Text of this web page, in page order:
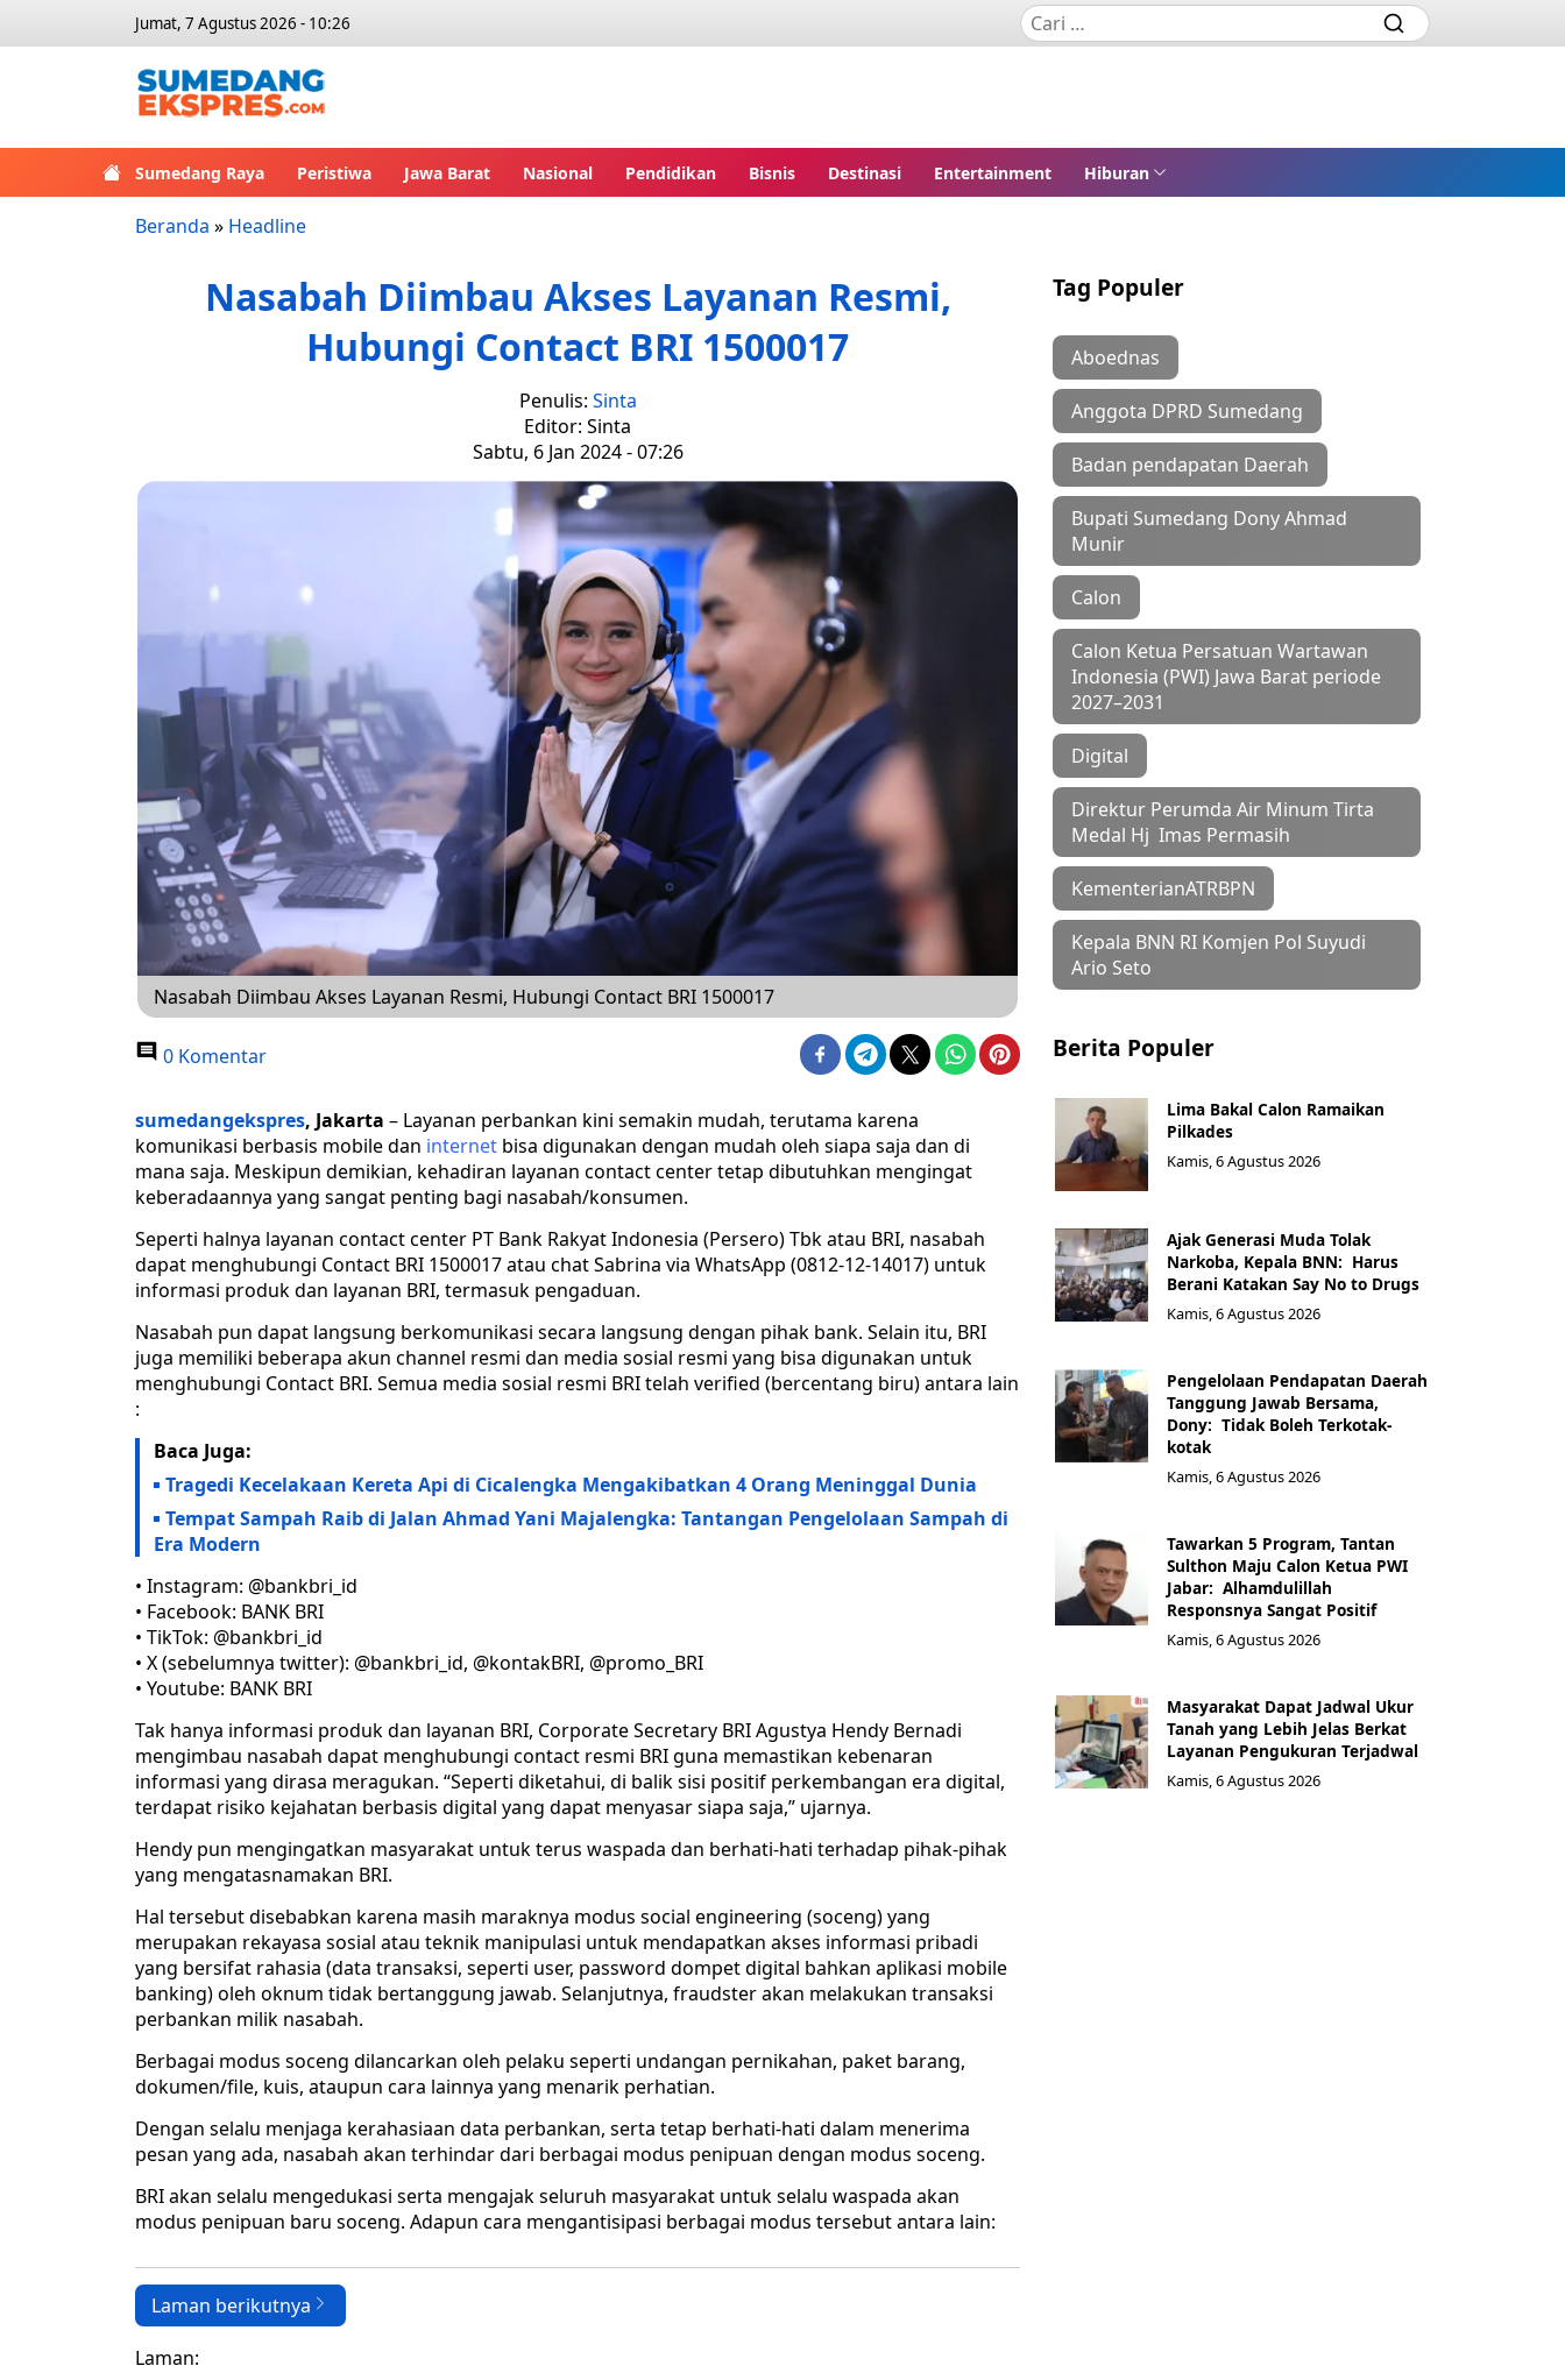
Jumat, 7 Agustus 2026 - 10:26
Sumedang Raya Peristiwa Jawa Barat Nasional Pendidikan Bisnis Destinasi Entertainment Hiburan
Beranda » Headline
Nasabah Diimbau Akses Layanan Resmi,
Hubungi Contact BRI 1500017
Penulis: Sinta
Editor: Sinta
Sabtu, 6 Jan 2024 - 07:26
Nasabah Diimbau Akses Layanan Resmi, Hubungi Contact BRI 1500017
0 Komentar
sumedangekspres, Jakarta – Layanan perbankan kini semakin mudah, terutama karena
komunikasi berbasis mobile dan internet bisa digunakan dengan mudah oleh siapa saja dan di
mana saja. Meskipun demikian, kehadiran layanan contact center tetap dibutuhkan mengingat
keberadaannya yang sangat penting bagi nasabah/konsumen.
Seperti halnya layanan contact center PT Bank Rakyat Indonesia (Persero) Tbk atau BRI, nasabah
dapat menghubungi Contact BRI 1500017 atau chat Sabrina via WhatsApp (0812-12-14017) untuk
informasi produk dan layanan BRI, termasuk pengaduan.
Nasabah pun dapat langsung berkomunikasi secara langsung dengan pihak bank. Selain itu, BRI
juga memiliki beberapa akun channel resmi dan media sosial resmi yang bisa digunakan untuk
menghubungi Contact BRI. Semua media sosial resmi BRI telah verified (bercentang biru) antara lain
:
Baca Juga:
Tragedi Kecelakaan Kereta Api di Cicalengka Mengakibatkan 4 Orang Meninggal Dunia
Tempat Sampah Raib di Jalan Ahmad Yani Majalengka: Tantangan Pengelolaan Sampah di
Era Modern
• Instagram: @bankbri_id
• Facebook: BANK BRI
• TikTok: @bankbri_id
• X (sebelumnya twitter): @bankbri_id, @kontakBRI, @promo_BRI
• Youtube: BANK BRI
Tak hanya informasi produk dan layanan BRI, Corporate Secretary BRI Agustya Hendy Bernadi
mengimbau nasabah dapat menghubungi contact resmi BRI guna memastikan kebenaran
informasi yang dirasa meragukan. “Seperti diketahui, di balik sisi positif perkembangan era digital,
terdapat risiko kejahatan berbasis digital yang dapat menyasar siapa saja,” ujarnya.
Hendy pun mengingatkan masyarakat untuk terus waspada dan berhati-hati terhadap pihak-pihak
yang mengatasnamakan BRI.
Hal tersebut disebabkan karena masih maraknya modus social engineering (soceng) yang
merupakan rekayasa sosial atau teknik manipulasi untuk mendapatkan akses informasi pribadi
yang bersifat rahasia (data transaksi, seperti user, password dompet digital bahkan aplikasi mobile
banking) oleh oknum tidak bertanggung jawab. Selanjutnya, fraudster akan melakukan transaksi
perbankan milik nasabah.
Berbagai modus soceng dilancarkan oleh pelaku seperti undangan pernikahan, paket barang,
dokumen/file, kuis, ataupun cara lainnya yang menarik perhatian.
Dengan selalu menjaga kerahasiaan data perbankan, serta tetap berhati-hati dalam menerima
pesan yang ada, nasabah akan terhindar dari berbagai modus penipuan dengan modus soceng.
BRI akan selalu mengedukasi serta mengajak seluruh masyarakat untuk selalu waspada akan
modus penipuan baru soceng. Adapun cara mengantisipasi berbagai modus tersebut antara lain:
Laman berikutnya
Laman:
Tag Populer
Aboednas
Anggota DPRD Sumedang
Badan pendapatan Daerah
Bupati Sumedang Dony Ahmad
Munir
Calon
Calon Ketua Persatuan Wartawan
Indonesia (PWI) Jawa Barat periode
2027–2031
Digital
Direktur Perumda Air Minum Tirta
Medal Hj Imas Permasih
KementerianATRBPN
Kepala BNN RI Komjen Pol Suyudi
Ario Seto
Berita Populer
Lima Bakal Calon Ramaikan
Pilkades
Kamis, 6 Agustus 2026
Ajak Generasi Muda Tolak
Narkoba, Kepala BNN: Harus
Berani Katakan Say No to Drugs
Kamis, 6 Agustus 2026
Pengelolaan Pendapatan Daerah
Tanggung Jawab Bersama,
Dony: Tidak Boleh Terkotak-
kotak
Kamis, 6 Agustus 2026
Tawarkan 5 Program, Tantan
Sulthon Maju Calon Ketua PWI
Jabar: Alhamdulillah
Responsnya Sangat Positif
Kamis, 6 Agustus 2026
Masyarakat Dapat Jadwal Ukur
Tanah yang Lebih Jelas Berkat
Layanan Pengukuran Terjadwal
Kamis, 6 Agustus 2026